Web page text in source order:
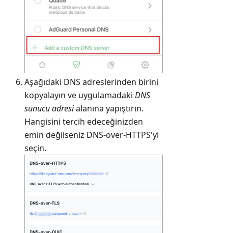
Aşağıdaki DNS adreslerinden birini
kopyalayın ve uygulamadaki DNS
sunucu adresialanına yapıştırın.
Hangisini tercih edeceğinizden
emin değilseniz DNS-over-HTTPS'yi
seçin.